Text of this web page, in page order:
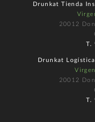
Drunkat Tienda
20012
T.
Drunkat
20012
T.